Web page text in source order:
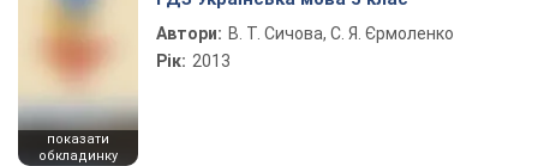
показати
обкладинку
Автори: В. Т. Сичова, С. Я. Єрмоленко
Рік: 2013